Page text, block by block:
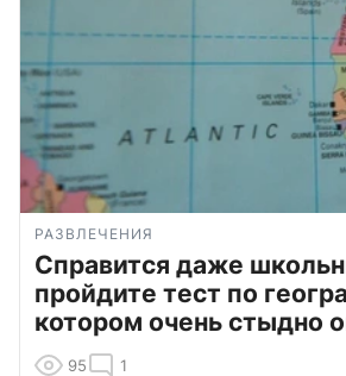
РАЗВЛЕЧЕНИЯ
Справится даже
пройдите тест по
котором очень стыдно
95 1